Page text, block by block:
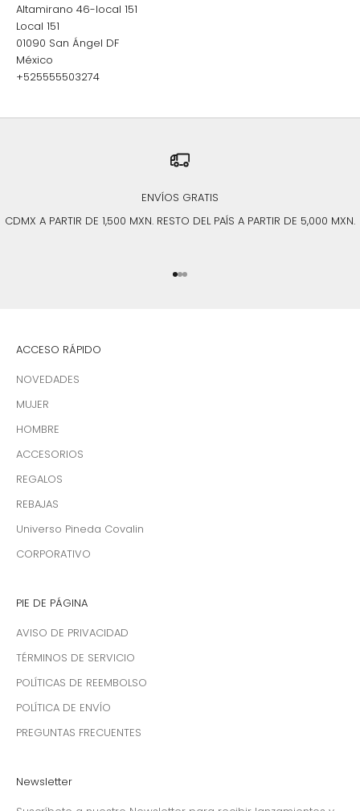
Altamirano 46-local 151
Local 151
01090 San Ángel DF
México
+525555503274
ENVÍOS GRATIS
CDMX A PARTIR DE 1,500 MXN. RESTO DEL PAÍS A PARTIR DE 5,000 MXN.
Ir al artículo 1
Ir al artículo 2
Ir al artículo 3
ACCESO RÁPIDO
NOVEDADES
MUJER
HOMBRE
ACCESORIOS
REGALOS
REBAJAS
Universo Pineda Covalin
CORPORATIVO
PIE DE PÁGINA
AVISO DE PRIVACIDAD
TÉRMINOS DE SERVICIO
POLÍTICAS DE REEMBOLSO
POLÍTICA DE ENVÍO
PREGUNTAS FRECUENTES
Newsletter